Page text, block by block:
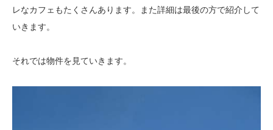
レなカフェもたくさんあります。また詳細は最後の方で紹介して
いきます。
それでは物件を見ていきます。